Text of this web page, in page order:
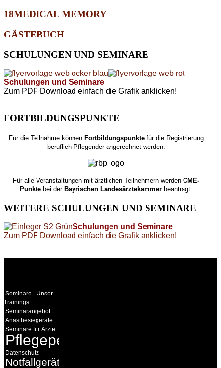
18MEDICAL MEMORY
GÄSTEBUCH
SCHULUNGEN UND SEMINARE
Schulungen und Seminare
Zum PDF Download einfach die Grafik anklicken!
FORTBILDUNGSPUNKTE
Für die Teilnahme könnenFortbildungspunktefür die Registrierung
beruflich Pflegender angerechnet werden.
Für alle Veranstaltungen mit ärztlichen Teilnehmern werdenCME-
Punkte bei derBayrischen Landesärztekammer beantragt.
WEITERE SCHULUNGEN UND SEMINARE
Schulungen und Seminare
Zum PDF Download einfach die Grafik anklicken!
Seminare
Unser
Trainings
Seminarangebot
Anästhesiegeräte
Seminare für Ärzte
Pflegepersonal
Datenschutz
Notfallgeräte